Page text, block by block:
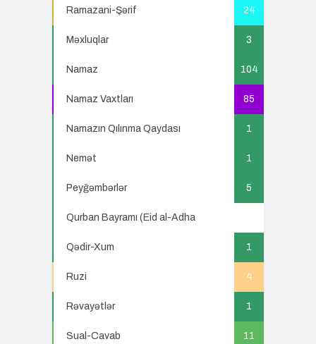
Ramazani-Şərif 24
Məxluqlar 3
Namaz 104
Namaz Vaxtları 85
Namazın Qılınma Qaydası 1
Nemət 1
Peyğəmbərlər 5
Qurban Bayramı (Eid al-Adha
Qədir-Xum 1
Ruzi 4
Rəvayətlər 1
Sual-Cavab 11